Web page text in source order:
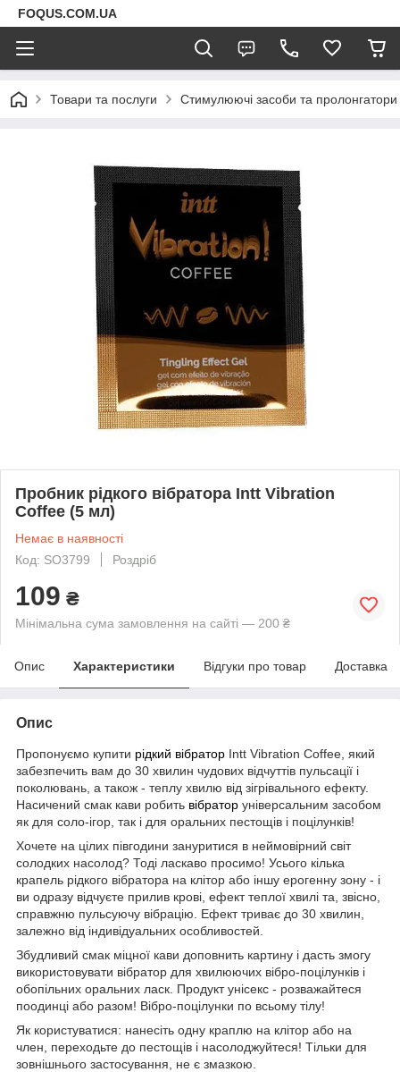
FOQUS.COM.UA
Товари та послуги Стимулюючі засоби та пролонгатори
Пробник рідкого вібратора Intt Vibration
Coffee (5 мл)
Немає в наявності
Код: SO3799
Роздріб
109 ₴
Мінімальна сума замовлення на сайті — 200 ₴
Опис Характеристики Відгуки про товар Доставка
Опис
Пропонуємо купити рідкий вібратор Intt Vibration Coffee, який
забезпечить вам до 30 хвилин чудових відчуттів пульсації і
поколювань, а також - теплу хвилю від зігрівального ефекту.
Насичений смак кави робить вібратор універсальним засобом
як для соло-ігор, так і для оральних пестощів і поцілунків!
Хочете на цілих півгодини зануритися в неймовірний світ
солодких насолод? Тоді ласкаво просимо! Усього кілька
крапель рідкого вібратора на клітор або іншу ерогенну зону - і
ви одразу відчуєте прилив крові, ефект теплої хвилі та, звісно,
справжню пульсуючу вібрацію. Ефект триває до 30 хвилин,
залежно від індивідуальних особливостей.
Збудливий смак міцної кави доповнить картину і дасть змогу
використовувати вібратор для хвилюючих вібро-поцілунків і
обопільних оральних ласк. Продукт унісекс - розважайтеся
поодинці або разом! Вібро-поцілунки по всьому тілу!
Як користуватися: нанесіть одну краплю на клітор або на
член, переходьте до пестощів і насолоджуйтеся! Тільки для
зовнішнього застосування, не є змазкою.